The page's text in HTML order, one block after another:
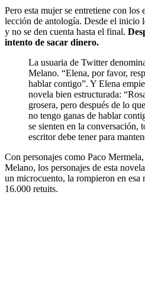
Pero esta mujer se entretiene con los
lección de antología. Desde el inicio
y no se den cuenta hasta el final.
intento de sacar dinero.
La usuaria de Twitter
Melano. “Elena, por favor,
hablar contigo”. Y Elena
novela bien estructurada:
grosera, pero después de lo
no tengo ganas de hablar
se sienten en la conversación,
escritor debe tener para
Con personajes como Paco
Melano, los personajes de esta
un microcuento, la rompieron en
16.000 retuits.